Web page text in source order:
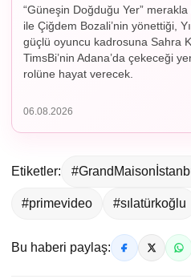
“Güneşin Doğduğu Yer”
ile Çiğdem Bozali’nin yönettiği,
güçlü oyuncu kadrosuna Sahra
TimsBi’nin Adana’da çekeceği
rolüne hayat verecek.
06.08.2026
Etiketler:
#primevideo #sılatürkoğlu
Bu haberi paylaş: